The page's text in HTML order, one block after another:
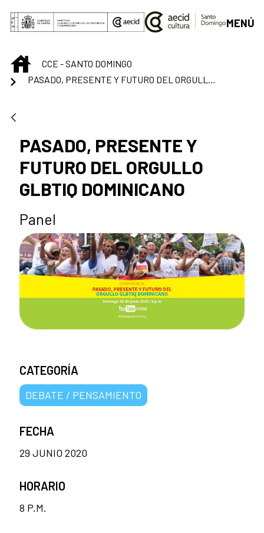
Saltar al contenido principal
MENÚ
INICIOCCE - SANTO DOMINGO
PASADO, PRESENTE Y FUTURO DEL ORGULLO GLBTIQ DOMINICANO
PASADO, PRESENTE Y
FUTURO DEL ORGULLO
GLBTIQ DOMINICANO
Panel
CATEGORÍA
DEBATE / PENSAMIENTO
FECHA
29 JUNIO 2020
HORARIO
8 P.M.